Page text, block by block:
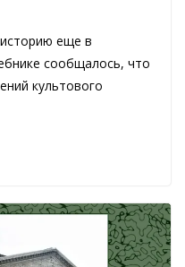
еще в
сообщалось, что
культового